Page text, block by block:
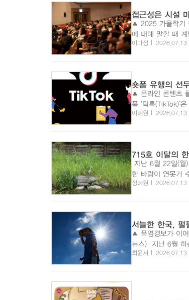
접근성은 시설
▲ 2025 가을학기 한국어
에 대해 말할 때
갖추는 것만으로
말할 수 있을까...
이다정 2026.07.13
숏폼 유행의 선
▲ 온라인 콘텐츠 플랫폼 ‘틱톡’(출
폼 ‘틱톡(TikTok)’
중심으로 성장한
이혜원 2026.07.13
715호 이달의
지난 6월 22일(월
한 바람이 연못가
혜원 기자
정혜원 2026.07.13
서늘한 한국, 펄
▲ 폭염경보가 이
뉴스) 지난 6월 하순 유럽은 기록적인 폭염에 휩싸였다. 프랑스, 독일, 벨기에 등에서 6월 최고기온 기록이 잇
달아 경신됐고, 세
었...
최윤서 2026.07.13